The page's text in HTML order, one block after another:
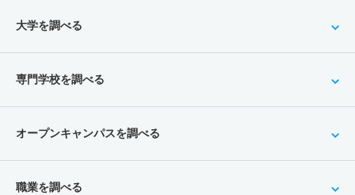
大学を調べる
専門学校を調べる
オープンキャンパスを調べる
職業を調べる